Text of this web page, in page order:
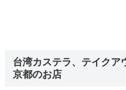
台湾カステラ、テイクア
京都のお店